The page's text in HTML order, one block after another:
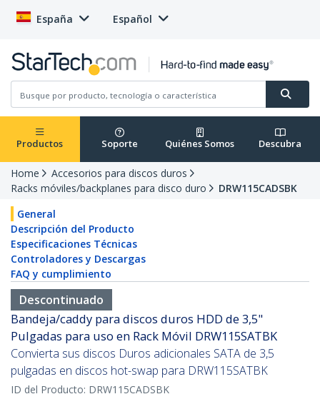
España Español
Productos Soporte Quiénes Somos Descubra
Home
Accesorios para discos duros
Racks móviles/backplanes para disco duro
DRW115CADSBK
General
Descripción del Producto
Especificaciones Técnicas
Controladores y Descargas
FAQ y cumplimiento
Descontinuado
Bandeja/caddy para discos duros HDD de 3,5"
Pulgadas para uso en Rack Móvil DRW115SATBK
Convierta sus discos Duros adicionales SATA de 3,5
pulgadas en discos hot-swap para DRW115SATBK
ID del Producto: DRW115CADSBK